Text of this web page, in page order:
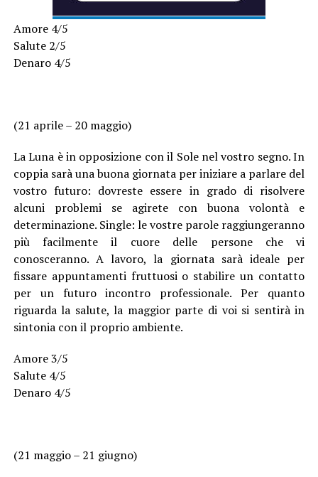
Amore 4/5
Salute 2/5
Denaro 4/5
(21 aprile – 20 maggio)
La Luna è in opposizione con il Sole nel vostro segno. In
coppia sarà una buona giornata per iniziare a parlare del
vostro futuro: dovreste essere in grado di risolvere
alcuni problemi se agirete con buona volontà e
determinazione. Single: le vostre parole raggiungeranno
più facilmente il cuore delle persone che vi
conosceranno. A lavoro, la giornata sarà ideale per
fissare appuntamenti fruttuosi o stabilire un contatto
per un futuro incontro professionale. Per quanto
riguarda la salute, la maggior parte di voi si sentirà in
sintonia con il proprio ambiente.
Amore 3/5
Salute 4/5
Denaro 4/5
(21 maggio – 21 giugno)